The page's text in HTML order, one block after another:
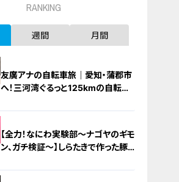
RANKING
週間 月間
友廣アナの自転車旅｜愛知・蒲郡市
へ！三河湾ぐるっと125kmの自転車
【全力！なにわ実験部～ナゴヤのギモ
ン、ガチ検証～】しらたきで作った豚